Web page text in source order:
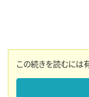
この続きを読むには